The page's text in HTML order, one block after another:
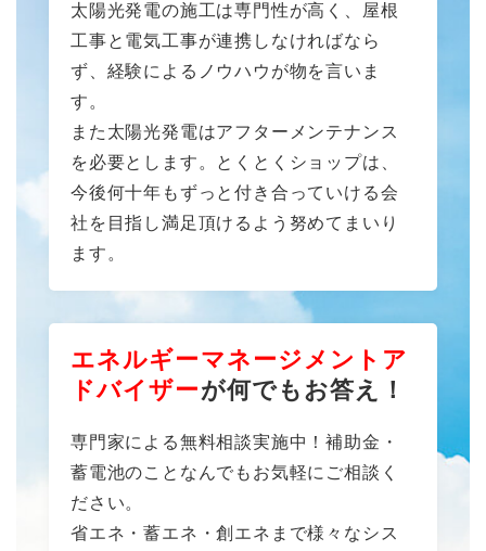
太陽光発電の施工は専門性が高く、屋根
工事と電気工事が連携しなければなら
ず、経験によるノウハウが物を言いま
す。
また太陽光発電はアフターメンテナンス
を必要とします。とくとくショップは、
今後何十年もずっと付き合っていける会
社を目指し満足頂けるよう努めてまいり
ます。
エネルギーマネージメントア
ドバイザーが何でもお答え！
専門家による無料相談実施中！補助金・
蓄電池のことなんでもお気軽にご相談く
ださい。
省エネ・蓄エネ・創エネまで様々なシス